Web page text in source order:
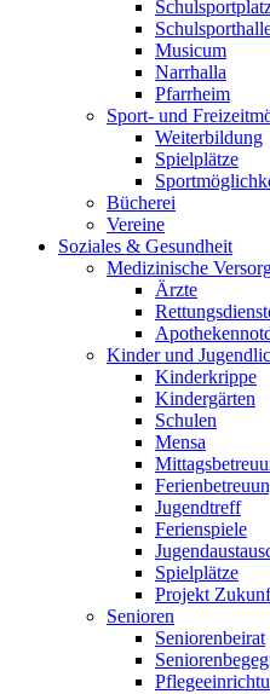
Musicum
Narrhalla
Pfarrheim
Sport- und
Weiterbildung
Spielplätze
Bücherei
Vereine
Soziales & Gesundheit
Medizinische
Ärzte
Kinder und
Kinderkrippe
Kindergärten
Schulen
Mensa
Jugendtreff
Ferienspiele
Spielplätze
Projekt
Senioren
Seniorenbeirat